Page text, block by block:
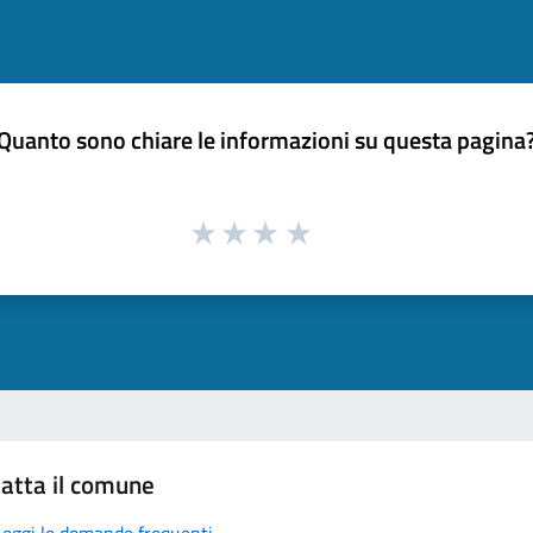
sono chiare le informazioni su questa
il comune